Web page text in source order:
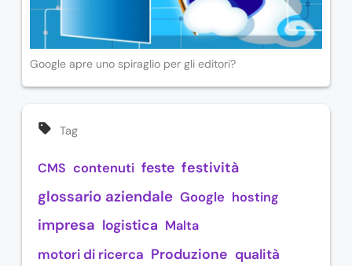
Google apre uno spiraglio per gli editori?
Tag
CMS contenuti feste festività
glossario aziendale Google hosting
impresa logistica Malta
motori di ricerca Produzione qualità